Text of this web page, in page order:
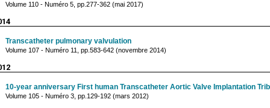
Volume 110 - Numéro 5, pp.277-362 (mai 2017)
Transcatheter pulmonary valvulation
Volume 107 - Numéro 11, pp.583-642 (novembre 2014)
10-year anniversary First human Transcatheter Aortic Valve Implantation
Volume 105 - Numéro 3, pp.129-192 (mars 2012)